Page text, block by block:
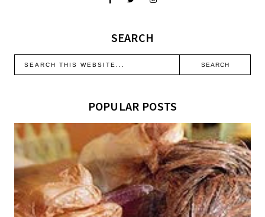
SEARCH
POPULAR POSTS